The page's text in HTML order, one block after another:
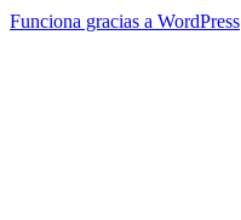
Funciona gracias a WordPress